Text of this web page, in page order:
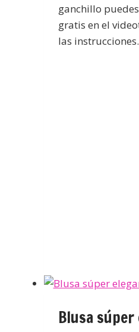
ganchillo
gratis en el
las
Blusa